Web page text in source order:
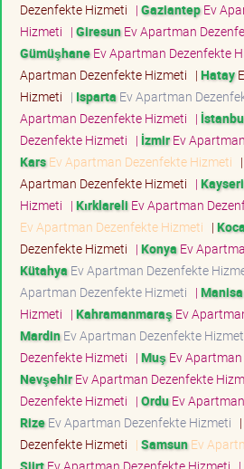
Dezenfekte Hizmeti | GaziantepEv
Hizmeti | GiresunEv Apartman
GümüşhaneEv Apartman Dezenfekte
Apartman Dezenfekte Hizmeti | Hatay
Hizmeti | Isparta Ev Apartman
Apartman Dezenfekte Hizmeti |
Dezenfekte Hizmeti | İzmirEv
KarsEv Apartman Dezenfekte Hizmeti |
Apartman Dezenfekte Hizmeti | Kayseri
Hizmeti | Kırklareli Ev Apartman
Ev Apartman Dezenfekte Hizmeti |
Dezenfekte Hizmeti | Konya Ev
Kütahya Ev Apartman Dezenfekte
Apartman Dezenfekte Hizmeti | Manisa
Hizmeti | Kahramanmaraş Ev
MardinEv Apartman Dezenfekte
Dezenfekte Hizmeti | Muş Ev
NevşehirEv Apartman Dezenfekte
Dezenfekte Hizmeti | OrduEv
RizeEv Apartman Dezenfekte Hizmeti |
Dezenfekte Hizmeti | SamsunEv